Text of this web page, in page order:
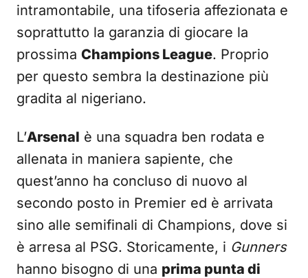
intramontabile, una tifoseria affezionata e
soprattutto la garanzia di giocare la
prossima Champions League. Proprio
per questo sembra la destinazione più
gradita al nigeriano.
L’Arsenal è una squadra ben rodata e
allenata in maniera sapiente, che
quest’anno ha concluso di nuovo al
secondo posto in Premier ed è arrivata
sino alle semifinali di Champions, dove si
è arresa al PSG. Storicamente, i Gunners
hanno bisogno di una prima punta di